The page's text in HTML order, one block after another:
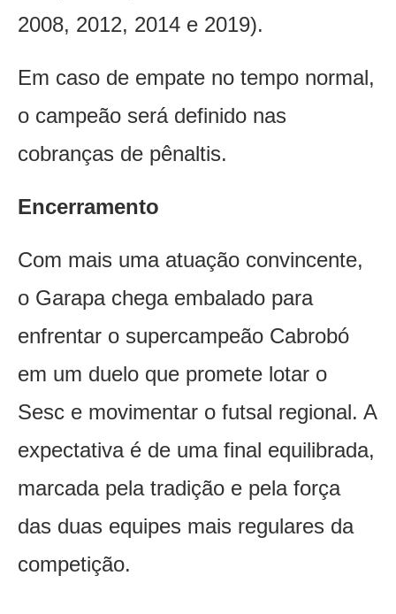
2008, 2012, 2014 e 2019).
Em caso de empate no tempo normal,
o campeão será definido nas
cobranças de pênaltis.
Encerramento
Com mais uma atuação convincente,
o Garapa chega embalado para
enfrentar o supercampeão Cabrobó
em um duelo que promete lotar o
Sesc e movimentar o futsal regional. A
expectativa é de uma final equilibrada,
marcada pela tradição e pela força
das duas equipes mais regulares da
competição.